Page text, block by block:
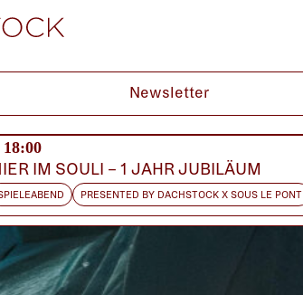
Newsletter
18:00
IM SOULI – 1 JAHR JUBILÄUM
PRESENTED BY DACHSTOCK X SOUS LE PONT